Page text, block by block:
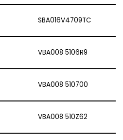
SBA016V4709TC
VBA008 5106R9
VBA008 510700
VBA008 510Z62